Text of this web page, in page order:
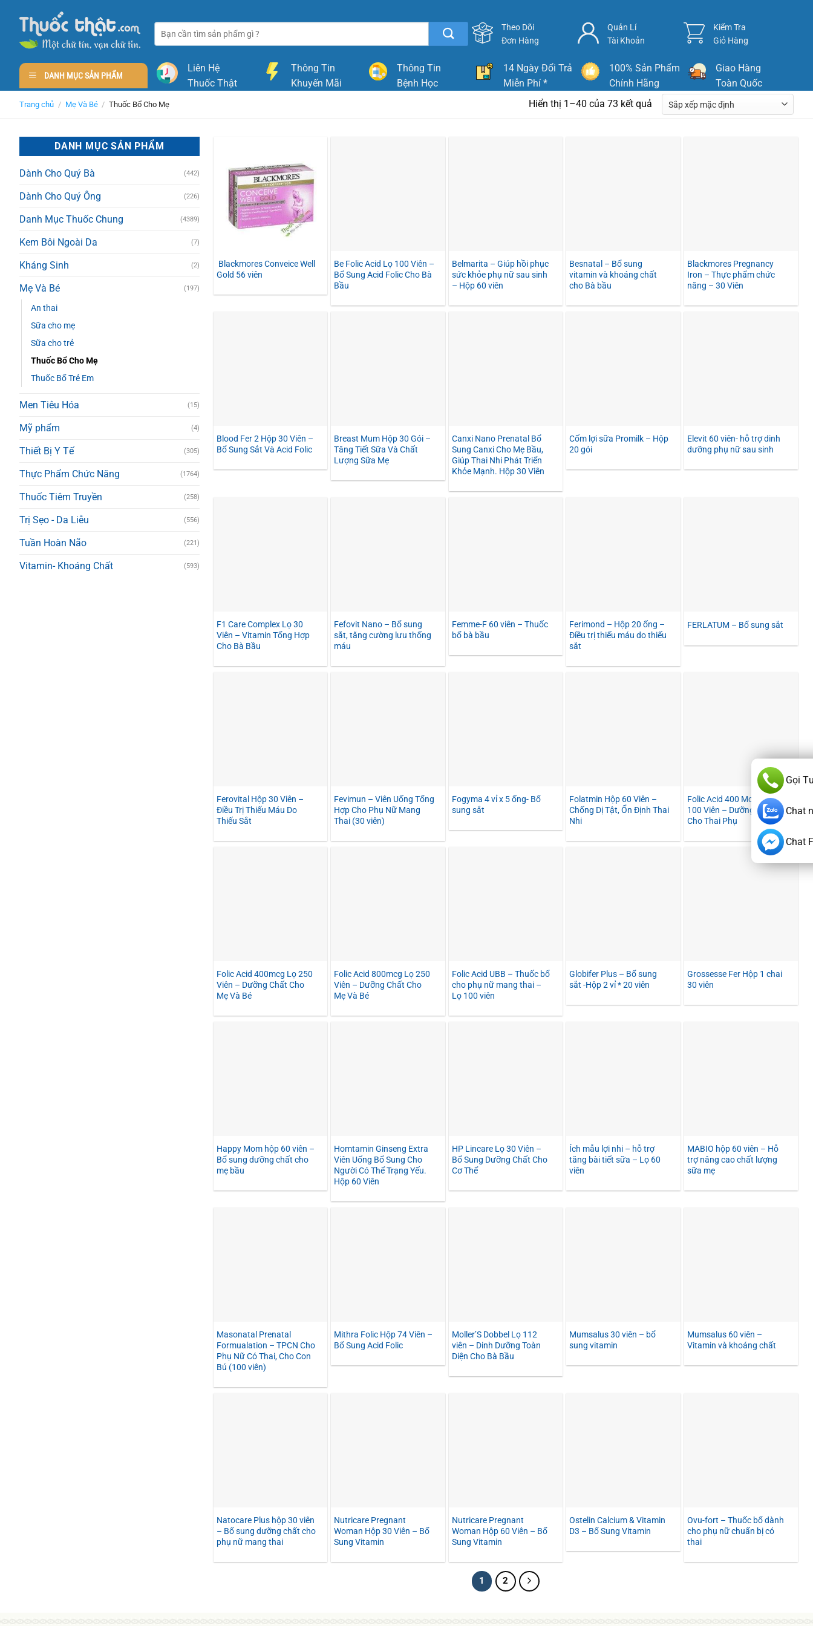
content
kiếm:
Theo Dõi
Đơn Hàng
Quản Lí
Tài Khoản
Kiểm Tra
Giỏ Hàng
DANH MỤC SẢN PHẨM
Liên Hệ
Thuốc Thật
Thông Tin
Khuyến Mãi
Thông Tin
Bệnh Học
14 Ngày Đổi Trả
Miễn Phí *
100% Sản Phẩm
Chính Hãng
Giao Hàng
Toàn Quốc
Trang chủ / Mẹ Và Bé / Thuốc Bổ Cho Mẹ Hiển thị 1–40 của 73 kết quả
DANH MỤC SẢN PHẨM
Dành Cho Quý Bà (442)
Dành Cho Quý Ông (226)
Danh Mục Thuốc Chung (4389)
Kem Bôi Ngoài Da (7)
Kháng Sinh (2)
Mẹ Và Bé (197)
An thai
Sữa cho mẹ
Sữa cho trẻ
Thuốc Bổ Cho Mẹ
Thuốc Bổ Trẻ Em
Men Tiêu Hóa (15)
Mỹ phẩm (4)
Thiết Bị Y Tế (305)
Thực Phẩm Chức Năng (1764)
Thuốc Tiêm Truyền (258)
Trị Sẹo - Da Liễu (556)
Tuần Hoàn Não (221)
Vitamin- Khoáng Chất (593)
Blackmores Conveice Well
Gold 56 viên
Be Folic Acid Lọ 100 Viên –
Bổ Sung Acid Folic Cho Bà
Bầu
Belmarita – Giúp hồi phục
sức khỏe phụ nữ sau sinh
– Hộp 60 viên
Besnatal – Bổ sung
vitamin và khoáng chất
cho Bà bầu
Blackmores Pregnancy
Iron – Thực phẩm chức
năng – 30 Viên
Blood Fer 2 Hộp 30 Viên –
Bổ Sung Sắt Và Acid Folic
Breast Mum Hộp 30 Gói –
Tăng Tiết Sữa Và Chất
Lượng Sữa Mẹ
Canxi Nano Prenatal Bổ
Sung Canxi Cho Mẹ Bầu,
Giúp Thai Nhi Phát Triển
Khỏe Mạnh. Hộp 30 Viên
Cốm lợi sữa Promilk – Hộp
20 gói
Elevit 60 viên- hỗ trợ dinh
dưỡng phụ nữ sau sinh
F1 Care Complex Lọ 30
Viên – Vitamin Tổng Hợp
Cho Bà Bầu
Fefovit Nano – Bổ sung
sắt, tăng cường lưu thống
máu
Femme-F 60 viên – Thuốc
bổ bà bầu
Ferimond – Hộp 20 ống –
Điều trị thiếu máu do thiếu
sắt
FERLATUM – Bổ sung sắt
Ferovital Hộp 30 Viên –
Điều Trị Thiếu Máu Do
Thiếu Sắt
Fevimun – Viên Uống Tổng
Hợp Cho Phụ Nữ Mang
Thai (30 viên)
Fogyma 4 vỉ x 5 ống- Bổ
sung sắt
Folatmin Hộp 60 Viên –
Chống Dị Tật, Ổn Định Thai
Nhi
Folic Acid 400 Mcg Hộp
100 Viên – Dưỡng Chất
Cho Thai Phụ
Folic Acid 400mcg Lọ 250
Viên – Dưỡng Chất Cho
Mẹ Và Bé
Folic Acid 800mcg Lọ 250
Viên – Dưỡng Chất Cho
Mẹ Và Bé
Folic Acid UBB – Thuốc bổ
cho phụ nữ mang thai –
Lọ 100 viên
Globifer Plus – Bổ sung
sắt -Hộp 2 vỉ * 20 viên
Grossesse Fer Hộp 1 chai
30 viên
Happy Mom hộp 60 viên –
Bổ sung dưỡng chất cho
mẹ bầu
Homtamin Ginseng Extra
Viên Uống Bổ Sung Cho
Người Có Thể Trạng Yếu.
Hộp 60 Viên
HP Lincare Lọ 30 Viên –
Bổ Sung Dưỡng Chất Cho
Cơ Thể
Ích mẫu lợi nhi – hỗ trợ
tăng bài tiết sữa – Lọ 60
viên
MABIO hộp 60 viên – Hỗ
trợ nâng cao chất lượng
sữa mẹ
Masonatal Prenatal
Formualation – TPCN Cho
Phụ Nữ Có Thai, Cho Con
Bú (100 viên)
Mithra Folic Hộp 74 Viên –
Bổ Sung Acid Folic
Moller’S Dobbel Lọ 112
viên – Dinh Dưỡng Toàn
Diện Cho Bà Bầu
Mumsalus 30 viên – bổ
sung vitamin
Mumsalus 60 viên –
Vitamin và khoáng chất
Natocare Plus hộp 30 viên
– Bổ sung dưỡng chất cho
phụ nữ mang thai
Nutricare Pregnant
Woman Hộp 30 Viên – Bổ
Sung Vitamin
Nutricare Pregnant
Woman Hộp 60 Viên – Bổ
Sung Vitamin
Ostelin Calcium & Vitamin
D3 – Bổ Sung Vitamin
Ovu-fort – Thuốc bổ dành
cho phụ nữ chuẩn bị có
thai
1 2
Gọi
Chat
Chat